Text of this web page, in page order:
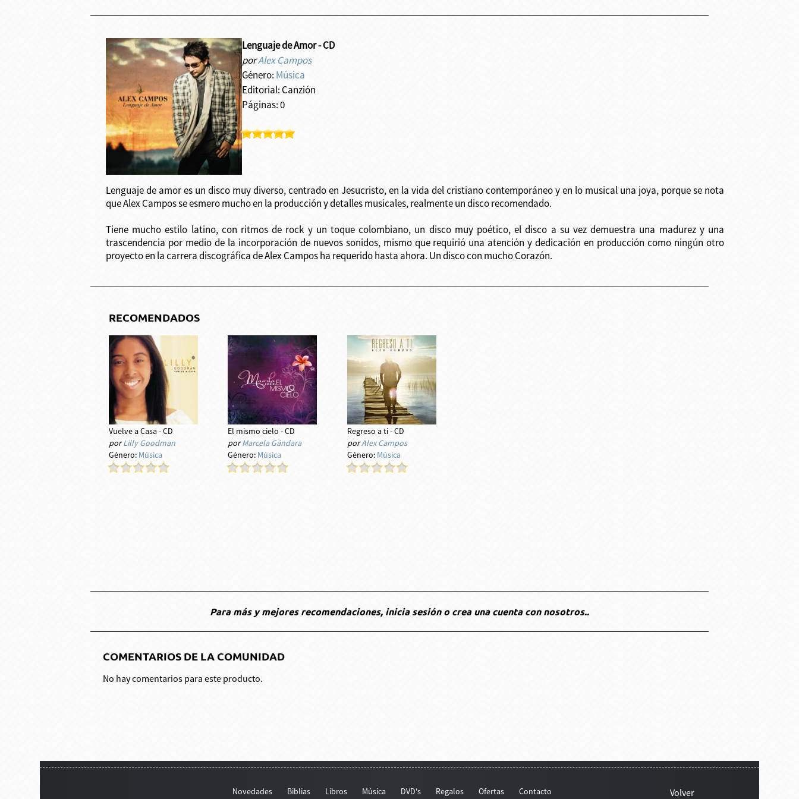
Lenguaje de Amor - CD
porAlex Campos
Género: Música
Editorial: Canzión
Páginas: 0
Lenguaje de amor es un disco muy diverso, centrado en Jesucristo, en la vida del cristiano contemporáneo y en lo musical una joya, porque se nota
que Alex Campos se esmero mucho en la producción y detalles musicales, realmente un disco recomendado.
Tiene mucho estilo latino, con ritmos de rock y un toque colombiano, un disco muy poético, el disco a su vez demuestra una madurez y una
trascendencia por medio de la incorporación de nuevos sonidos, mismo que requirió una atención y dedicación en producción como ningún otro
proyecto en la carrera discográfica de Alex Campos ha requerido hasta ahora. Un disco con mucho Corazón.
RECOMENDADOS
Vuelve a Casa - CD
porLilly Goodman
Género: Música
El mismo cielo - CD
porMarcela Gándara
Género: Música
Regreso a ti - CD
porAlex Campos
Género: Música
Para más y mejores recomendaciones, inicia sesión o crea una cuenta con nosotros..
COMENTARIOS DE LA COMUNIDAD
No hay comentarios para este producto.
Novedades Biblias Libros Música DVD's Regalos Ofertas Contacto Volver